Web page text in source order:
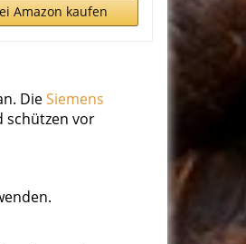
Amazon kaufen
DieSiemens
schützen vor